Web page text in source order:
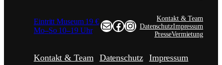
Eintritt Museum 19 €
Mo–So 10–19 Uhr test@example.comFacebook Instagram
Kontakt & Team
DatenschutzImpressum
PresseVermietung
Kontakt & Team Datenschutz Impressum